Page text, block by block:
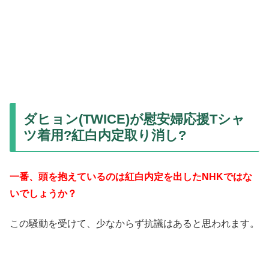
ダヒョン(TWICE)が慰安婦応援Tシャ
ツ着用?紅白内定取り消し?
一番、頭を抱えているのは紅白内定を出したNHKではな
いでしょうか？
この騒動を受けて、少なからず抗議はあると思われます。